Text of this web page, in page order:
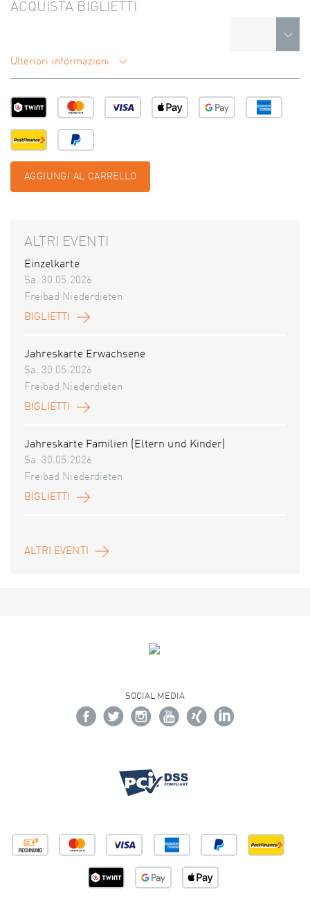
ACQUISTA BIGLIETTI
Ulteriori informazioni
AGGIUNGI AL CARRELLO
ALTRI EVENTI
Einzelkarte
Sa. 30.05.2026
Freibad Niederdieten
BIGLIETTI
Jahreskarte Erwachsene
Sa. 30.05.2026
Freibad Niederdieten
BIGLIETTI
Jahreskarte Familien (Eltern und Kinder)
Sa. 30.05.2026
Freibad Niederdieten
BIGLIETTI
ALTRI EVENTI
SOCIAL MEDIA